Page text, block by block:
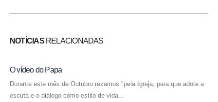
NOTÍCIASRELACIONADAS
O vídeo do Papa
Durante este mês de Outubro rezamos "pela Igreja, para que adote a
escuta e o diálogo como estilo de vida...